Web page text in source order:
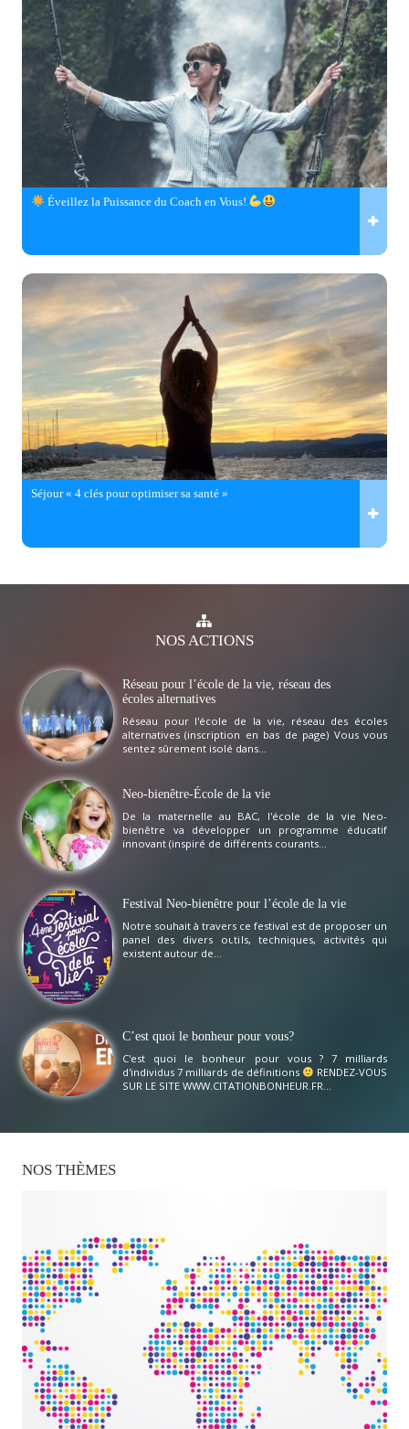
Éveillez la Puissance du Coach en Vous!
Séjour « 4 clés pour optimiser sa santé »
NOSACTIONS
Réseau pour l’école de la vie, réseau des
écoles alternatives
Réseau pour l'école de la vie, réseau des écoles
alternatives (inscription en bas de page) Vous vous
sentez sûrement isolé dans...
Neo-bienêtre-École de la vie
De la maternelle au BAC, l'école de la vie Neo-
bienêtre va développer un programme éducatif
innovant (inspiré de différents courants...
Festival Neo-bienêtre pour l’école de la vie
Notre souhait à travers ce festival est de proposer un
panel des divers outils, techniques, activités qui
existent autour de...
C’est quoi le bonheur pour vous?
C'est quoi le bonheur pour vous ? 7 milliards
d'individus 7 milliards de définitions
RENDEZ-VOUS
SUR LE SITE WWW.CITATIONBONHEUR.FR...
NOS THÈMES